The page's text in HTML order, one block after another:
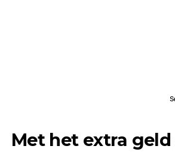
Met het extra